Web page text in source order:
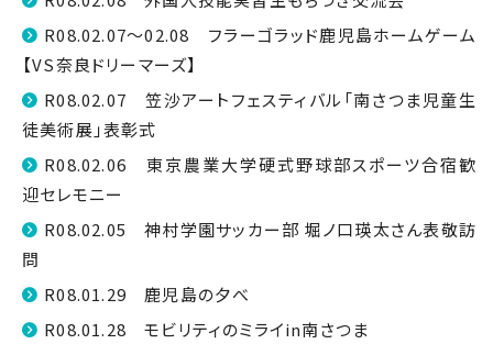
R08.02.07～02.08 フラーゴラッド鹿児島ホームゲーム
【VS奈良ドリーマーズ】
R08.02.07 笠沙アートフェスティバル「南さつま児童生
徒美術展」表彰式
R08.02.06 東京農業大学硬式野球部スポーツ合宿歓
迎セレモニー
R08.02.05 神村学園サッカー部 堀ノ口瑛太さん表敬訪
問
R08.01.29 鹿児島の夕べ
R08.01.28 モビリティのミライin南さつま